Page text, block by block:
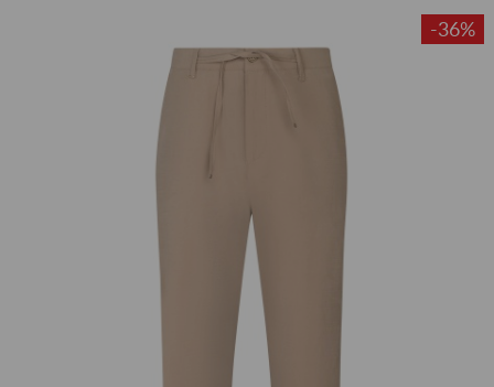
-36%